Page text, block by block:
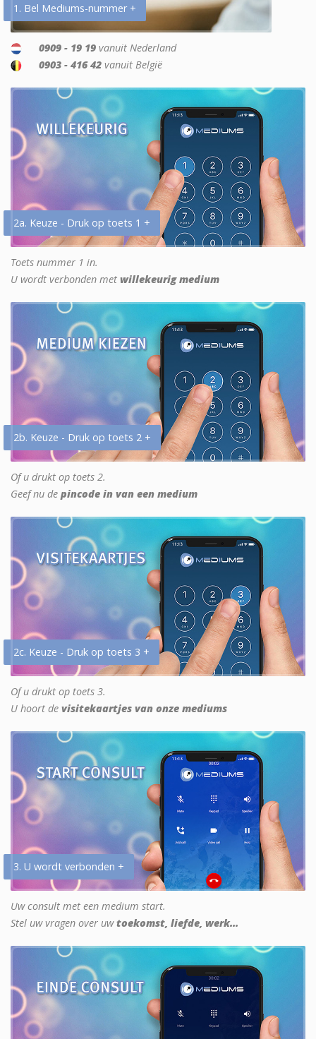
1. Bel Mediums-nummer +
0909 - 19 19 vanuit Nederland
0903 - 416 42 vanuit België
2a. Keuze - Druk op toets 1 +
Toets nummer 1 in.
U wordt verbonden met willekeurig medium
2b. Keuze - Druk op toets 2 +
Of u drukt op toets 2.
Geef nu de pincode in van een medium
2c. Keuze - Druk op toets 3 +
Of u drukt op toets 3.
U hoort de visitekaartjes van onze mediums
3. U wordt verbonden +
Uw consult met een medium start.
Stel uw vragen over uwtoekomst, liefde, werk...